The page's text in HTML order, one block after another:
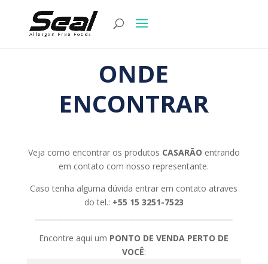
ONDE
ENCONTRAR
Veja como encontrar os produtos CASARÃO entrando
em contato com nosso representante.
Caso tenha alguma dúvida entrar em contato atraves
do tel.: +55 15 3251-7523
Encontre aqui um PONTO DE VENDA PERTO DE
VOCÊ: